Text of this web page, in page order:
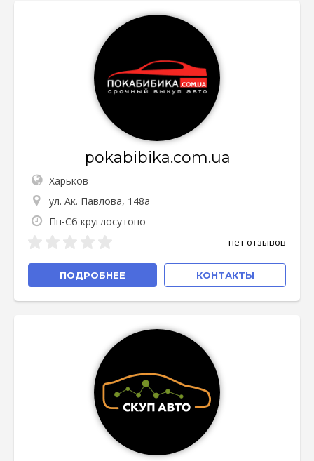
pokabibika.com.ua
Харьков
ул. Ак. Павлова, 148а
Пн-Сб круглосутоно
нет отзывов
ПОДРОБНЕЕ КОНТАКТЫ